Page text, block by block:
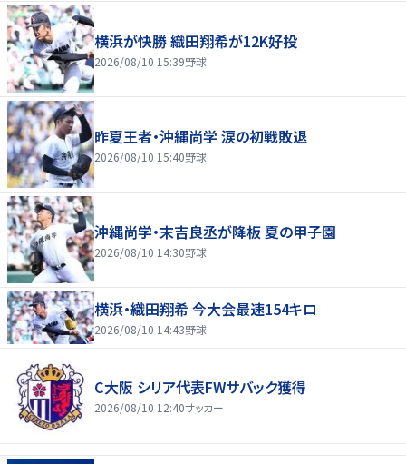
横浜が快勝 織田翔希が12K好投
2026/08/10 15:39野球
昨夏王者・沖縄尚学 涙の初戦敗退
2026/08/10 15:40野球
沖縄尚学・末吉良丞が降板 夏の甲子園
2026/08/10 14:30野球
横浜・織田翔希 今大会最速154キロ
2026/08/10 14:43野球
C大阪 シリア代表FWサバック獲得
2026/08/10 12:40サッカー